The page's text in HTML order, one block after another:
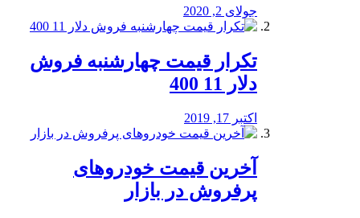
جولای 2, 2020
تکرار قیمت چهارشنبه فروش
دلار 11 400
اکتبر 17, 2019
آخرین قیمت خودرو‌های
پرفروش در بازار